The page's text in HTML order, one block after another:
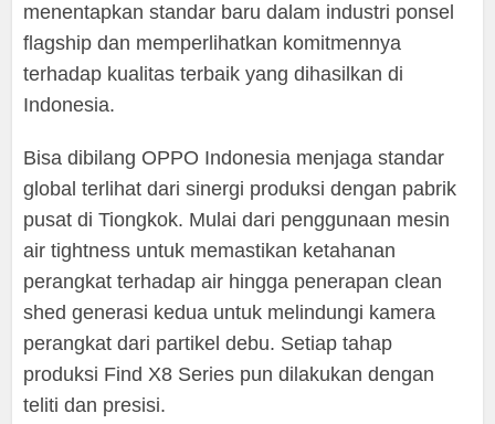
menentapkan standar baru dalam industri ponsel
flagship dan memperlihatkan komitmennya
terhadap kualitas terbaik yang dihasilkan di
Indonesia.
Bisa dibilang OPPO Indonesia menjaga standar
global terlihat dari sinergi produksi dengan pabrik
pusat di Tiongkok. Mulai dari penggunaan mesin
air tightness untuk memastikan ketahanan
perangkat terhadap air hingga penerapan clean
shed generasi kedua untuk melindungi kamera
perangkat dari partikel debu. Setiap tahap
produksi Find X8 Series pun dilakukan dengan
teliti dan presisi.